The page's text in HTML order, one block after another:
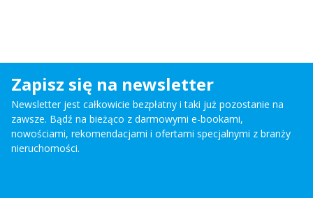
Zapisz się na newsletter
Newsletter jest całkowicie bezpłatny i taki już pozostanie na
zawsze. Bądź na bieżąco z darmowymi e-bookami,
nowościami, rekomendacjami i ofertami specjalnymi z branży
nieruchomości.